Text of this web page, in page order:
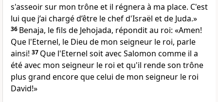
s'asseoir sur mon trône et il régnera à ma place. C'est
lui que j’ai chargé d’être le chef d'Israël et de Juda.»
36 Benaja, le fils de Jehojada, répondit au roi: «Amen!
Que l'Eternel, le Dieu de mon seigneur le roi, parle
ainsi! 37 Que l'Eternel soit avec Salomon comme il a
été avec mon seigneur le roi et qu'il rende son trône
plus grand encore que celui de mon seigneur le roi
David!»